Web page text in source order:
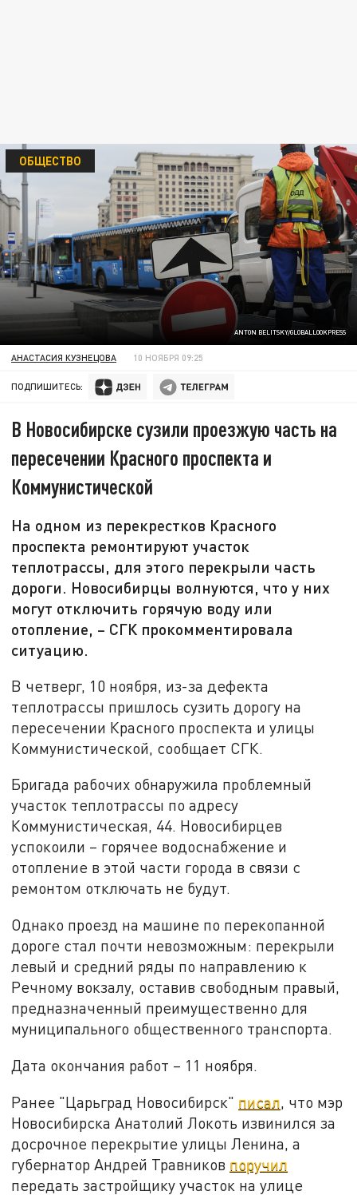
ANTON BELITSKY/GLOBALLOOKPRESS
ОБЩЕСТВО
АНАСТАСИЯ КУЗНЕЦОВА 10 НОЯБРЯ 09:25
ПОДПИШИТЕСЬ:
В Новосибирске сузили проезжую часть на
пересечении Красного проспекта и
Коммунистической
На одном из перекрестков Красного
проспекта ремонтируют участок
теплотрассы, для этого перекрыли часть
дороги. Новосибирцы волнуются, что у них
могут отключить горячую воду или
отопление, – СГК прокомментировала
ситуацию.
В четверг, 10 ноября, из-за дефекта
теплотрассы пришлось сузить дорогу на
пересечении Красного проспекта и улицы
Коммунистической, сообщает СГК.
Бригада рабочих обнаружила проблемный
участок теплотрассы по адресу
Коммунистическая, 44. Новосибирцев
успокоили – горячее водоснабжение и
отопление в этой части города в связи с
ремонтом отключать не будут.
Однако проезд на машине по перекопанной
дороге стал почти невозможным: перекрыли
левый и средний ряды по направлению к
Речному вокзалу, оставив свободным правый,
предназначенный преимущественно для
муниципального общественного транспорта.
Дата окончания работ – 11 ноября.
Ранее "Царьград Новосибирск" писал , что мэр
Новосибирска Анатолий Локоть извинился за
досрочное перекрытие улицы Ленина, а
губернатор Андрей Травников поручил
передать застройщику участок на улице